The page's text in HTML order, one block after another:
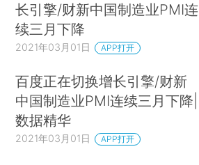
长引擎/财新中国制造业PMI连
续三月下降
2021年03月01日 APP打开
百度正在切换增长引擎/财新
中国制造业PMI连续三月下降|
数据精华
2021年03月01日 APP打开